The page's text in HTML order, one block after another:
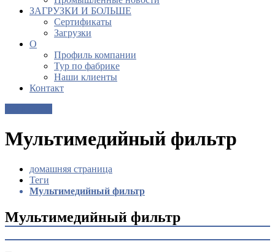
ЗАГРУЗКИ И БОЛЬШЕ
Сертификаты
Загрузки
О
Профиль компании
Тур по фабрике
Наши клиенты
Контакт
Мультимедийный фильтр
домашняя страница
Теги
Мультимедийный фильтр
Мультимедийный фильтр